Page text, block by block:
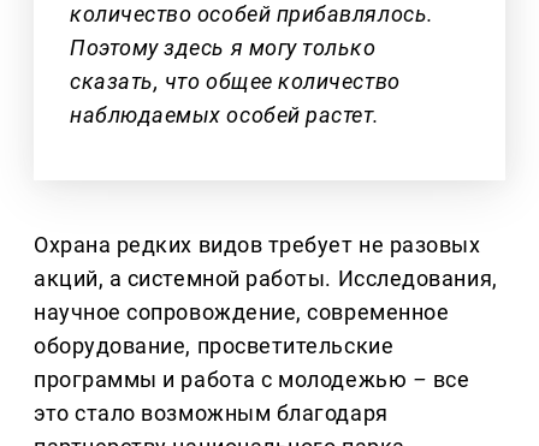
количество особей прибавлялось.
Поэтому здесь я могу только
сказать, что общее количество
наблюдаемых особей растет.
Охрана редких видов требует не разовых
акций, а системной работы. Исследования,
научное сопровождение, современное
оборудование, просветительские
программы и работа с молодежью – все
это стало возможным благодаря